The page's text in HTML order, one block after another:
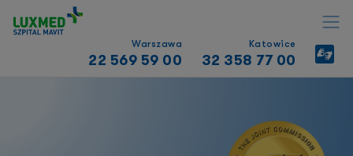
Warszawa
22 569 59 00
Katowice
32 358 77 00